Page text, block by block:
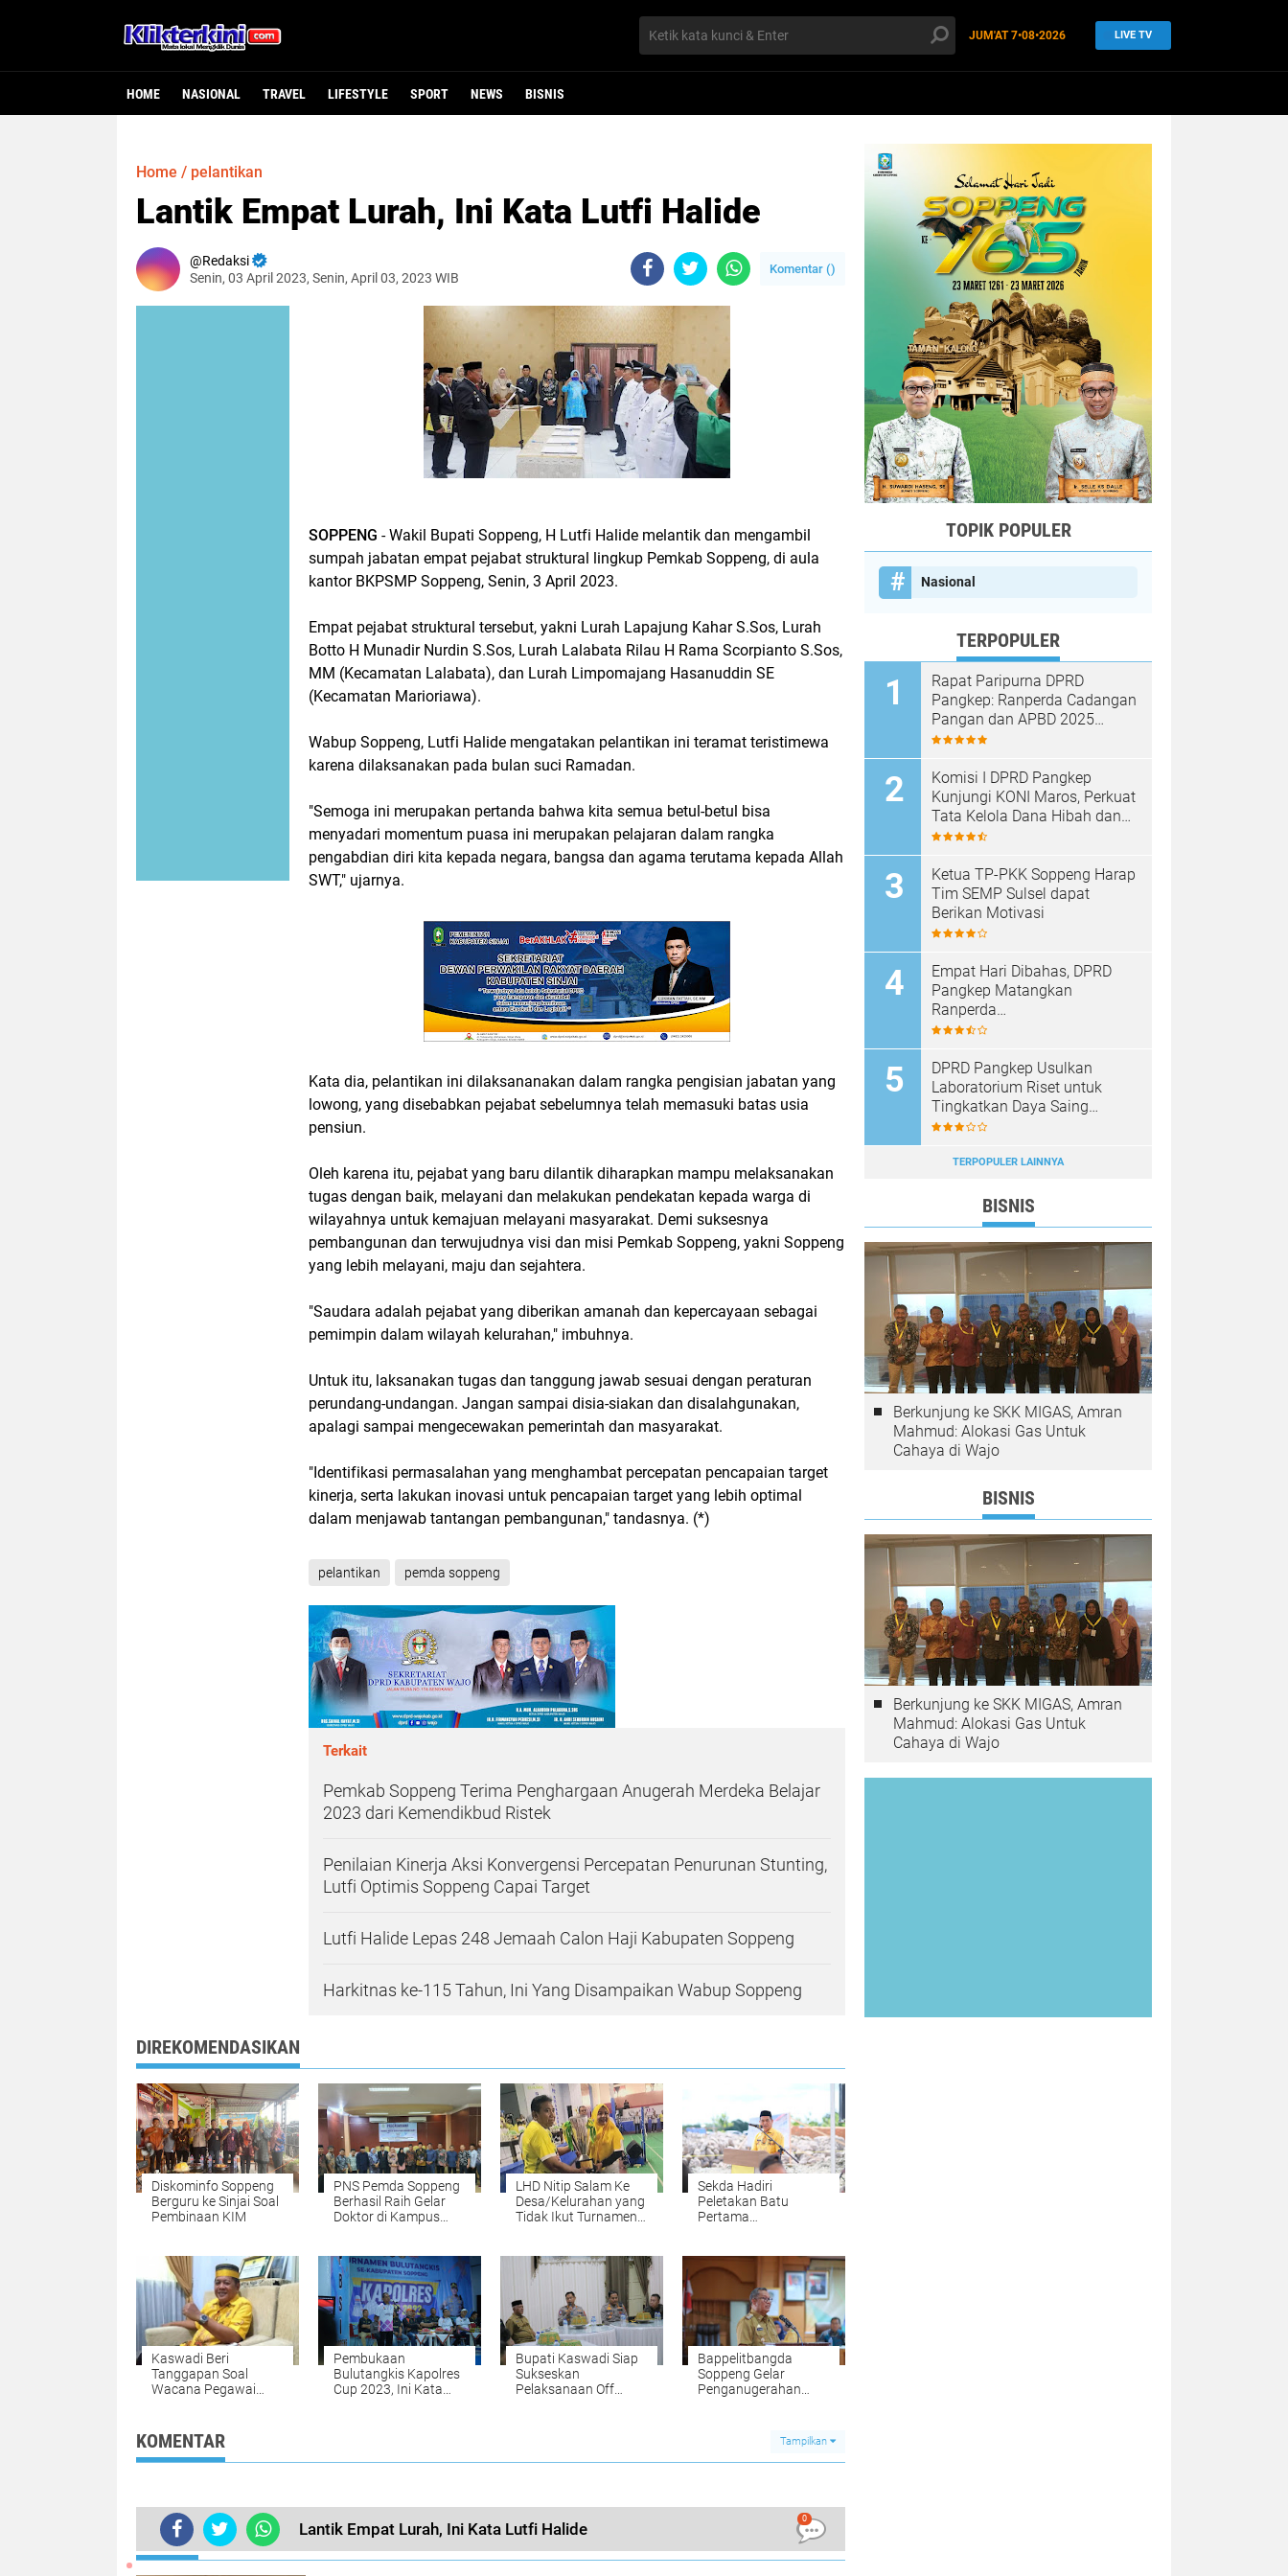
JUM'AT7•08•2026 LIVE TV
HOME NASIONAL TRAVEL LIFESTYLE SPORT NEWS BISNIS
Home / pelantikan
Lantik Empat Lurah, Ini Kata Lutfi Halide
Redaksi
Senin, 03 April 2023, Senin, April 03, 2023 WIB
Komentar ()
SOPPENG - Wakil Bupati Soppeng, H Lutfi Halide melantik dan mengambil
sumpah jabatan empat pejabat struktural lingkup Pemkab Soppeng, di aula
kantor BKPSMP Soppeng, Senin, 3 April 2023.
Empat pejabat struktural tersebut, yakni Lurah Lapajung Kahar S.Sos, Lurah
Botto H Munadir Nurdin S.Sos, Lurah Lalabata Rilau H Rama Scorpianto S.Sos,
MM (Kecamatan Lalabata), dan Lurah Limpomajang Hasanuddin SE
(Kecamatan Marioriawa).
Wabup Soppeng, Lutfi Halide mengatakan pelantikan ini teramat teristimewa
karena dilaksanakan pada bulan suci Ramadan.
"Semoga ini merupakan pertanda bahwa kita semua betul-betul bisa
menyadari momentum puasa ini merupakan pelajaran dalam rangka
pengabdian diri kita kepada negara, bangsa dan agama terutama kepada Allah
SWT," ujarnya.
Kata dia, pelantikan ini dilaksananakan dalam rangka pengisian jabatan yang
lowong, yang disebabkan pejabat sebelumnya telah memasuki batas usia
pensiun.
Oleh karena itu, pejabat yang baru dilantik diharapkan mampu melaksanakan
tugas dengan baik, melayani dan melakukan pendekatan kepada warga di
wilayahnya untuk kemajuan melayani masyarakat. Demi suksesnya
pembangunan dan terwujudnya visi dan misi Pemkab Soppeng, yakni Soppeng
yang lebih melayani, maju dan sejahtera.
"Saudara adalah pejabat yang diberikan amanah dan kepercayaan sebagai
pemimpin dalam wilayah kelurahan," imbuhnya.
Untuk itu, laksanakan tugas dan tanggung jawab sesuai dengan peraturan
perundang-undangan. Jangan sampai disia-siakan dan disalahgunakan,
apalagi sampai mengecewakan pemerintah dan masyarakat.
"Identifikasi permasalahan yang menghambat percepatan pencapaian target
kinerja, serta lakukan inovasi untuk pencapaian target yang lebih optimal
dalam menjawab tantangan pembangunan," tandasnya. (*)
pelantikan pemda soppeng
Terkait
Pemkab Soppeng Terima Penghargaan Anugerah Merdeka Belajar
2023 dari Kemendikbud Ristek
Penilaian Kinerja Aksi Konvergensi Percepatan Penurunan Stunting,
Lutfi Optimis Soppeng Capai Target
Lutfi Halide Lepas 248 Jemaah Calon Haji Kabupaten Soppeng
Harkitnas ke-115 Tahun, Ini Yang Disampaikan Wabup Soppeng
DIREKOMENDASIKAN
Diskominfo Soppeng
Berguru ke Sinjai Soal
Pembinaan KIM
PNS Pemda Soppeng
Berhasil Raih Gelar
Doktor di Kampus
LHD Nitip Salam Ke
Desa/Kelurahan yang
Tidak Ikut Turnamen
Sekda Hadiri
Peletakan Batu
Pertama
Kaswadi Beri
Tanggapan Soal
Wacana Pegawai
Pembukaan
Bulutangkis Kapolres
Cup 2023, Ini Kata
Bupati Kaswadi Siap
Sukseskan
Pelaksanaan Off
Bappelitbangda
Soppeng Gelar
Penganugerahan
KOMENTAR Tampilkan
Lantik Empat Lurah, Ini Kata Lutfi Halide
0
TERKINI
TOPIK POPULER
Nasional
TERPOPULER
Rapat Paripurna DPRD
Pangkep: Ranperda Cadangan
Pangan dan APBD 2025
Disetujui dengan Sejumlah
Komisi I DPRD Pangkep
Kunjungi KONI Maros, Perkuat
Tata Kelola Dana Hibah dan
Pembinaan Olahraga
Ketua TP-PKK Soppeng Harap
Tim SEMP Sulsel dapat
Berikan Motivasi
Empat Hari Dibahas, DPRD
Pangkep Matangkan
Ranperda
Pertanggungjawaban APBD
DPRD Pangkep Usulkan
Laboratorium Riset untuk
Tingkatkan Daya Saing
Produk Unggulan
TERPOPULER LAINNYA
BISNIS
Berkunjung ke SKK MIGAS, Amran
Mahmud: Alokasi Gas Untuk
Cahaya di Wajo
BISNIS
Berkunjung ke SKK MIGAS, Amran
Mahmud: Alokasi Gas Untuk
Cahaya di Wajo